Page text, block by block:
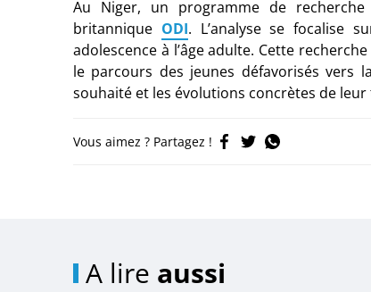
Au Niger, un programme de
britannique ODI. L’analyse se focalise
adolescence à l’âge adulte. Cette
le parcours des jeunes défavorisés vers
souhaité et les évolutions concrètes de
Vous aimez ? Partagez !
A lire aussi